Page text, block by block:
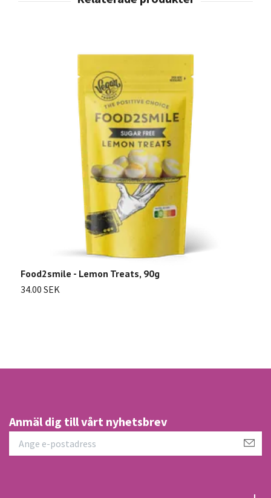
Food2smile - Lemon Treats, 90g
34.00 SEK
Anmäl dig till vårt nyhetsbrev